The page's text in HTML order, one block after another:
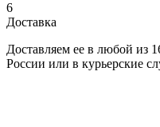
6
Доставка
Доставляем ее в любой из
России или в курьерские